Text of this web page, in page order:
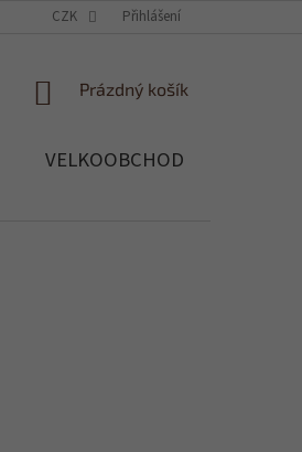
SOUBORY COOKIES
CZK Přihlášení
NÁKUPNÍ
Prázdný košík
VELKOOBCHOD